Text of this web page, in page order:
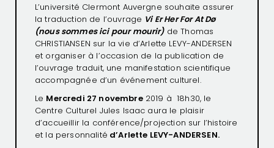
L’université Clermont Auvergne souhaite assurer
la traduction de l’ouvrage Vi Er Her For At Dø
(nous sommes ici pour mourir)de Thomas
CHRISTIANSEN sur la vie d’Arlette LEVY-ANDERSEN
et organiser à l’occasion de la publication de
l’ouvrage traduit, une manifestation scientifique
accompagnée d’un événement culturel.
Le Mercredi 27 novembre2019 à 18h30, le
Centre Culturel Jules Isaac aura le plaisir
d’accueillir la conférence/projection sur l’histoire
et la personnalité d’Arlette LEVY-ANDERSEN.